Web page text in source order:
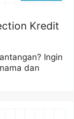
Kredit
Ingin
dan